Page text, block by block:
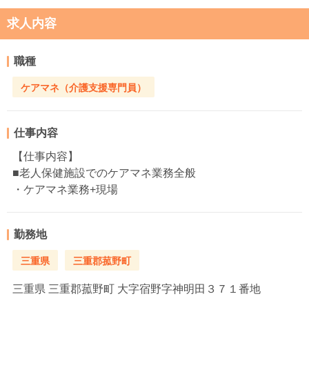
求人内容
職種
ケアマネ（介護支援専門員）
仕事内容
【仕事内容】
■老人保健施設でのケアマネ業務全般
・ケアマネ業務+現場
勤務地
三重県 三重郡菰野町
三重県 三重郡菰野町 大字宿野字神明田３７１番地